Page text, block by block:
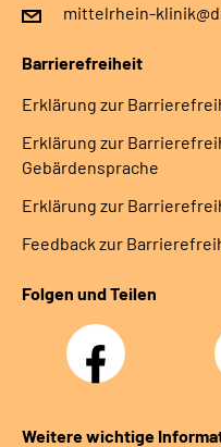
mittelrhein-
Barrierefreiheit
Erklärung zur
Erklärung zur
Gebärdensprache
Erklärung zur
Feedback zur
Folgen und Teilen
Facebook
Weitere wichtige